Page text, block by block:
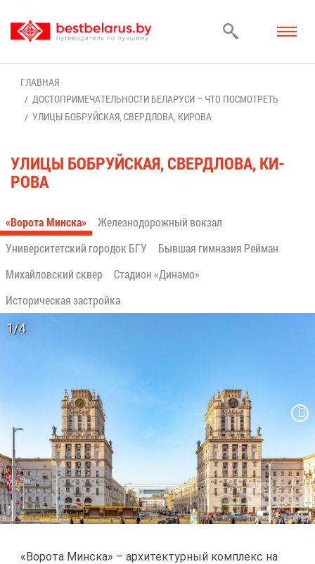
ГЛАВ­НАЯ
ДО­СТО­ПРИ­МЕ­ЧА­ТЕЛЬ­НО­СТИ БЕ­ЛА­РУ­СИ – ЧТО ПО­СМОТ­РЕТЬ
УЛИ­ЦЫ БОБ­РУЙ­СКАЯ, СВЕРД­ЛО­ВА, КИ­РО­ВА
УЛИ­ЦЫ БОБ­РУЙ­СКАЯ, СВЕРД­ЛО­ВА, КИ­
РО­ВА
«Во­ро­та Мин­ска»
Же­лез­но­до­рож­ный вок­зал
Уни­вер­си­тет­ский го­ро­док БГУ
Быв­шая гим­на­зия Рей­ман
Ми­хай­лов­ский сквер
Ста­ди­он «Ди­на­мо»
Ис­то­ри­че­ская за­строй­ка
«Во­ро­та Мин­ска» – ар­хи­тек­тур­ный ком­плекс на
1/4